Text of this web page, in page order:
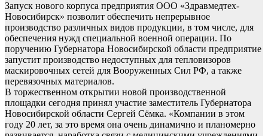
Запуск нового корпуса предприятия ООО «Здравмедтех-
Новосибирск» позволит обеспечить непрерывное
производство различных видов продукции, в том числе, для
обеспечения нужд специальной военной операции. По
поручению Губернатора Новосибирской области предприятие
запустит производство недоступных для тепловизоров
маскировочных сетей для Вооруженных Сил РФ, а также
перевязочных материалов.
В торжественном открытии новой производственной
площадки сегодня принял участие заместитель Губернатора
Новосибирской области Сергей Сёмка. «Компании в этом
году 20 лет, за это время она очень динамично и планомерно